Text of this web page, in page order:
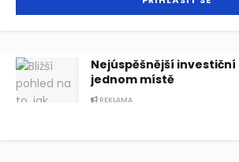
Nejúspěšnější
jednom místě
REKLAMA